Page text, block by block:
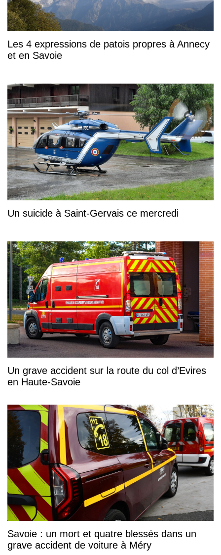
Les 4 expressions de patois propres à Annecy
et en Savoie
Un suicide à Saint-Gervais ce mercredi
Un grave accident sur la route du col d’Evires
en Haute-Savoie
Savoie : un mort et quatre blessés dans un
grave accident de voiture à Méry